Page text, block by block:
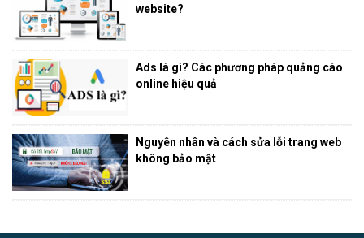
website?
Ads là gì? Các phương pháp quảng cáo
online hiệu quả
Nguyên nhân và cách sửa lỗi trang web
không bảo mật